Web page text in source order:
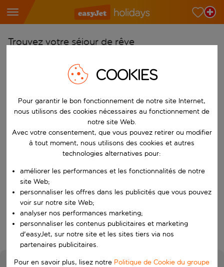
Trouvez votre séjour de rêve
Choisissez votre aéroport
Commencez à taper pour la saisie automatique. Lorsque les
Choisissez votre destination
Vers
Choisissez vos dates
Quand
Rechercher
COOKIES
Pour garantir le bon fonctionnement de notre site Internet,
nous utilisons des cookies nécessaires au fonctionnement de
notre site Web.
Avec votre consentement, que vous pouvez retirer ou modifier
à tout moment, nous utilisons des cookies et autres
technologies alternatives pour:
améliorer les performances et les fonctionnalités de notre
site Web;
personnaliser les offres dans les publicités que vous pouvez
voir sur notre site Web;
analyser nos performances marketing;
personnaliser les contenus publicitaires et marketing
d'easyJet, sur notre site et les sites tiers via nos
partenaires publicitaires.
Pour en savoir plus, lisez notre Politique de Cookie du groupe